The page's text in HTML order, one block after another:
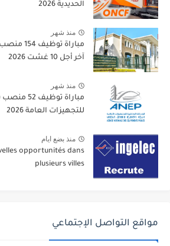
الحديدية 2026
منذ شهر
مباراة
آخر أجل 10 غشت 2026
منذ شهر
مباراة
للتجهيزات العامة 2026
منذ بضع ايام
opportunités dans
plusieurs villes
مواقع التواصل الإجتماعي